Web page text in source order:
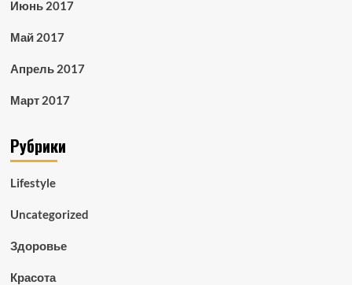
Июнь 2017
Май 2017
Апрель 2017
Март 2017
Рубрики
Lifestyle
Uncategorized
Здоровье
Красота